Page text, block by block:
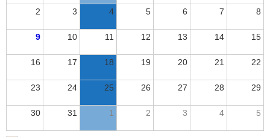
2 3 4 5 6 7 8
9 10 11 12 13 14 15
16 17 18 19 20 21 22
23 24 25 26 27 28 29
30 31 1 2 3 4 5